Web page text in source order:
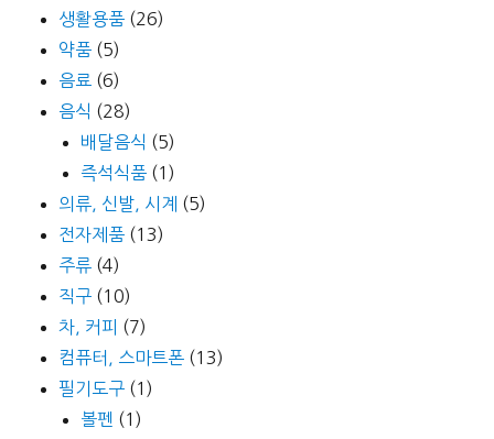
생활용품 (26)
약품 (5)
음료 (6)
음식 (28)
배달음식 (5)
즉석식품 (1)
의류, 신발, 시계 (5)
전자제품 (13)
주류 (4)
직구 (10)
차, 커피 (7)
컴퓨터, 스마트폰 (13)
필기도구 (1)
볼펜 (1)